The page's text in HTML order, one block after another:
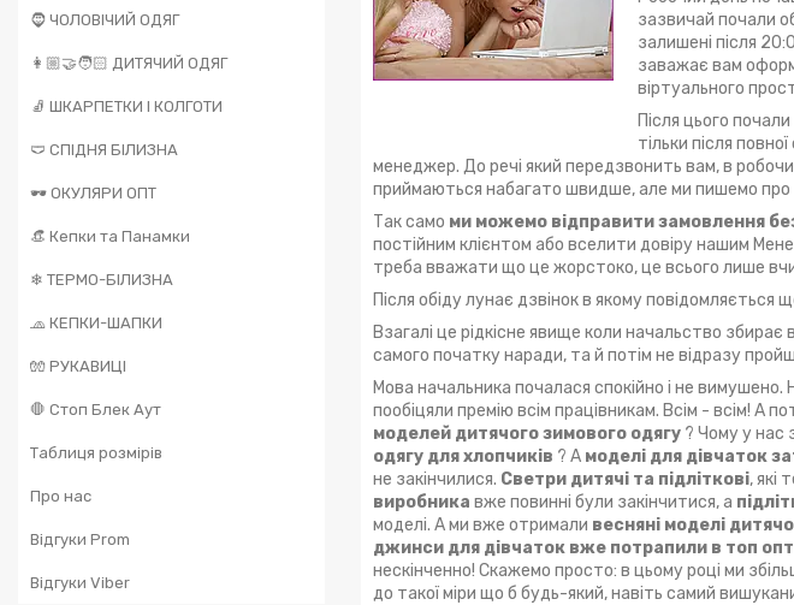
🧔 ЧОЛОВІЧИЙ ОДЯГ
👩🏼‍🤝‍🧑🏻 ДИТЯЧИЙ ОДЯГ
🧦 ШКАРПЕТКИ І КОЛГОТИ
🩲 СПІДНЯ БІЛИЗНА
🕶️ ОКУЛЯРИ ОПТ
👒 Кепки та Панамки
❄ ТЕРМО-БІЛИЗНА
🧢 КЕПКИ-ШАПКИ
🧤 РУКАВИЦІ
🛑 Стоп Блек Аут
Таблиця розмірів
Про нас
Відгуки Prom
Відгуки Viber
зазвичай почали
залишені після
заважає вам
віртуального
Після цього
тільки після
менеджер. До речі який передзвонить вам, в
приймаються набагато швидше, але ми пишемо про
Так само ми можемо відправити замовлення
постійним клієнтом або вселити довіру нашим
треба вважати що це жорстоко, це всього лише
Після обіду лунає дзвінок в якому повідомляється
Взагалі це рідкісне явище коли начальство
самого початку наради, та й потім не відразу
Мова начальника почалася спокійно і не
пообіцяли премію всім працівникам. Всім - всім! А
моделей дитячого зимового одягу ? Чому у нас
одягу для хлопчиків ? А моделі для дівчаток
не закінчилися. Светри дитячі та підліткові, які
виробника вже повинні були закінчитися, а
моделі. А ми вже отримали весняні моделі
джинси для дівчаток вже потрапили в топ
нескінченно! Скажемо просто: в цьому році ми
до такої міри що б будь-який, навіть самий